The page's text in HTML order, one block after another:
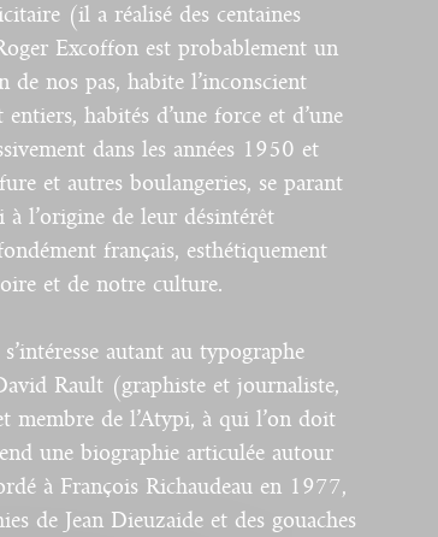
(il a réalisé des centaines
Excoffon est probablement un
de nos pas, habite l’inconscient
habités d’une force et d’une
dans les années 1950 et
et autres boulangeries, se parant
à l’origine de leur désintérêt
français, esthétiquement
et de notre culture.
autant au typographe
Rault (graphiste et journaliste,
membre de l’Atypi, à qui l’on doit
une biographie articulée autour
à François Richaudeau en 1977,
de Jean Dieuzaide et des gouaches